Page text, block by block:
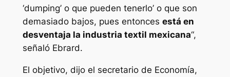
‘dumping’ o que pueden tenerlo’ o que son
demasiado bajos, pues entonces está en
desventaja la industria textil mexicana“,
señaló Ebrard.
El objetivo, dijo el secretario de Economía,